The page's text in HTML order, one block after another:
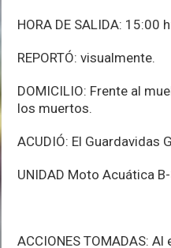
HORA DE SALIDA: 15:00
REPORTÓ: visualmente.
DOMICILIO: Frente al
los muertos.
ACUDIÓ: El Guardavidas
UNIDAD Moto Acuática
ACCIONES TOMADAS: